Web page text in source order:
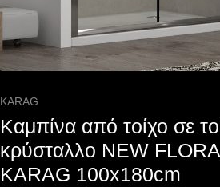
KARAG
Καμπίνα από τοίχο σε
κρύσταλλο NEW
KARAG 100x180cm